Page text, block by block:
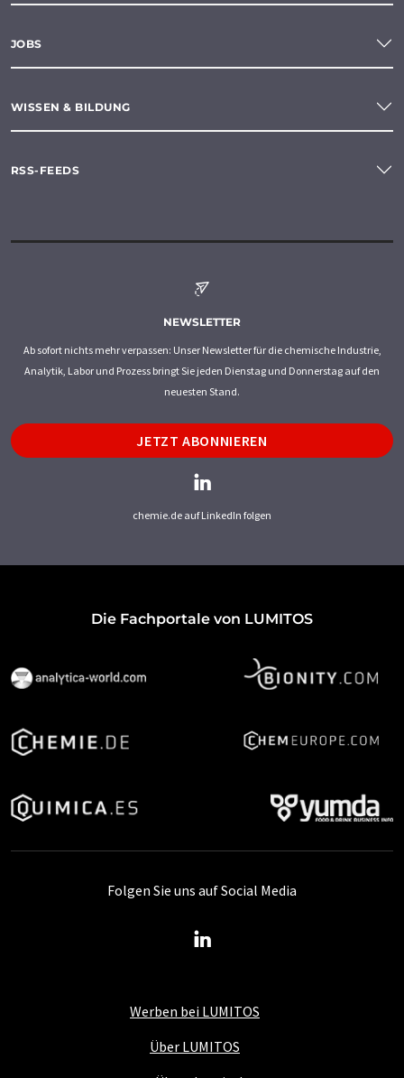
JOBS
WISSEN & BILDUNG
RSS-FEEDS
NEWSLETTER
Ab sofort nichts mehr verpassen: Unser Newsletter für die chemische Industrie,
Analytik, Labor und Prozess bringt Sie jeden Dienstag und Donnerstag auf den
neuesten Stand.
JETZT ABONNIEREN
chemie.de auf LinkedIn folgen
Die Fachportale von LUMITOS
Werben bei LUMITOS
Über LUMITOS
Folgen Sie uns auf Social Media